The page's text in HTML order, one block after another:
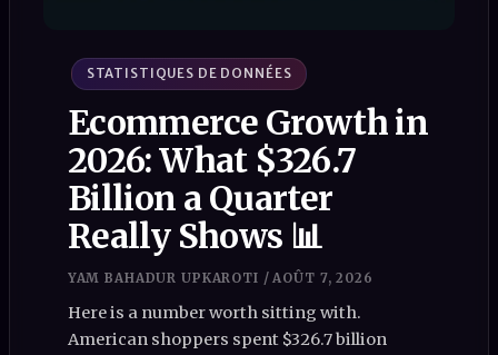
STATISTIQUES DE DONNÉES
Ecommerce Growth in
2026: What $326.7
Billion a Quarter
Really Shows 📊
YAM BAHADUR UPKAROTI / AOÛT 7, 2026
Here is a number worth sitting with.
American shoppers spent $326.7 billion